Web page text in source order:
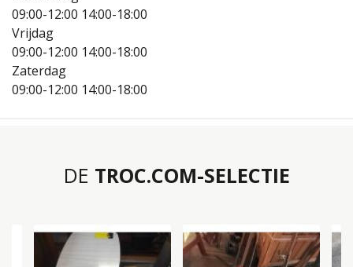
09:00-12:00 14:00-18:00
Vrijdag
09:00-12:00 14:00-18:00
Zaterdag
09:00-12:00 14:00-18:00
DE TROC.COM-SELECTIE